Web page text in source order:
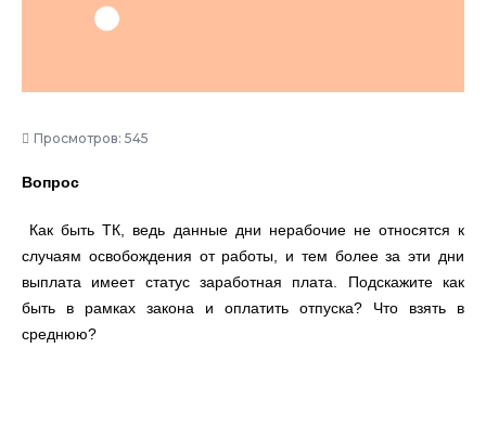
Просмотров: 545
Вопрос
Как быть ТК, ведь данные дни нерабочие не относятся к
случаям освобождения от работы, и тем более за эти дни
выплата имеет статус заработная плата. Подскажите как
быть в рамках закона и оплатить отпуска? Что взять в
среднюю?